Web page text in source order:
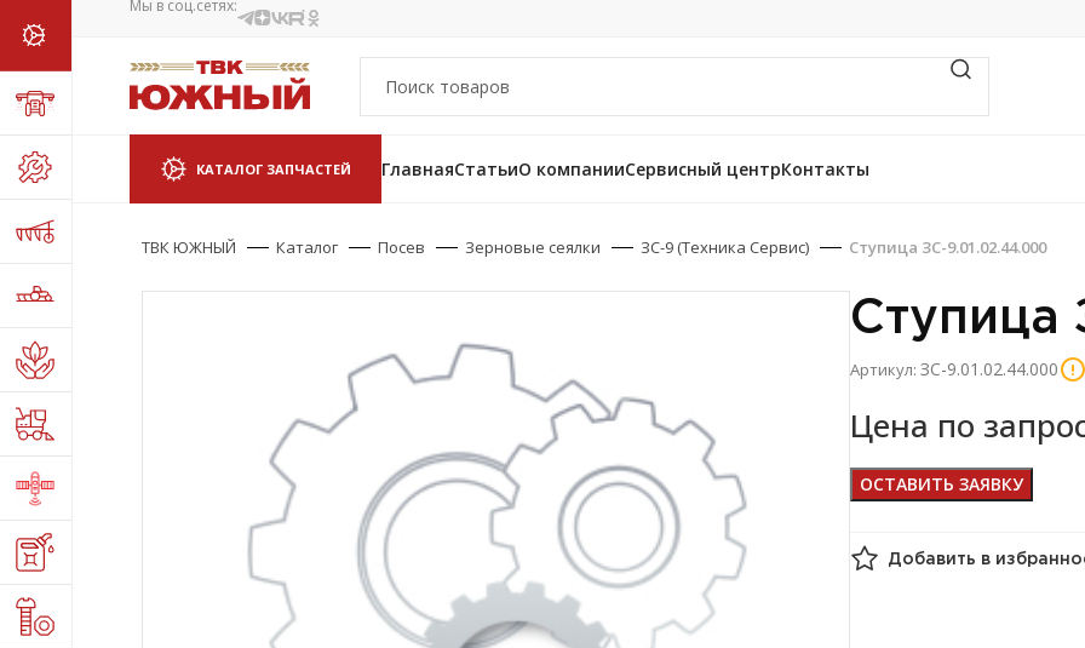
Мы в соц.сетях:
КАТАЛОГ ЗАПЧАСТЕЙ ГлавнаяСтатьиО компанииСервисный центрКонтакты
ТВК ЮЖНЫЙ Каталог Посев Зерновые сеялки ЗС-9 (Техника Сервис) Ступица ЗС-9.01.02.44.000
Ступица
Артикул: ЗС-9.01.02.44.000
Цена по
ОСТАВИТЬ ЗАЯВКУ
Добавить в